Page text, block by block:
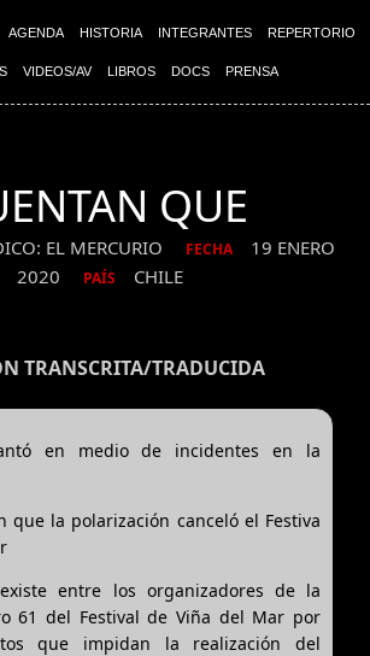
AGENDA HISTORIA INTEGRANTES REPERTORIO
VIDEOS/AV LIBROS DOCS PRENSA
QUE
EL MERCURIO FECHA
19 ENERO
2020
PAÍS CHILE
TRANSCRITA/TRADUCIDA
en medio de incidentes en la
que la polarización canceló el Festiva
existe entre los organizadores de la
61 del Festival de Viña del Mar por
que impidan la realización del